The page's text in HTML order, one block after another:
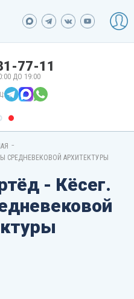
77-11
ДО 19:00
-
СРЕДНЕВЕКОВОЙ АРХИТЕКТУРЫ
- Кёсег.